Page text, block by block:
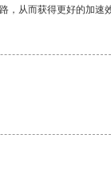
从而获得更好的加速效